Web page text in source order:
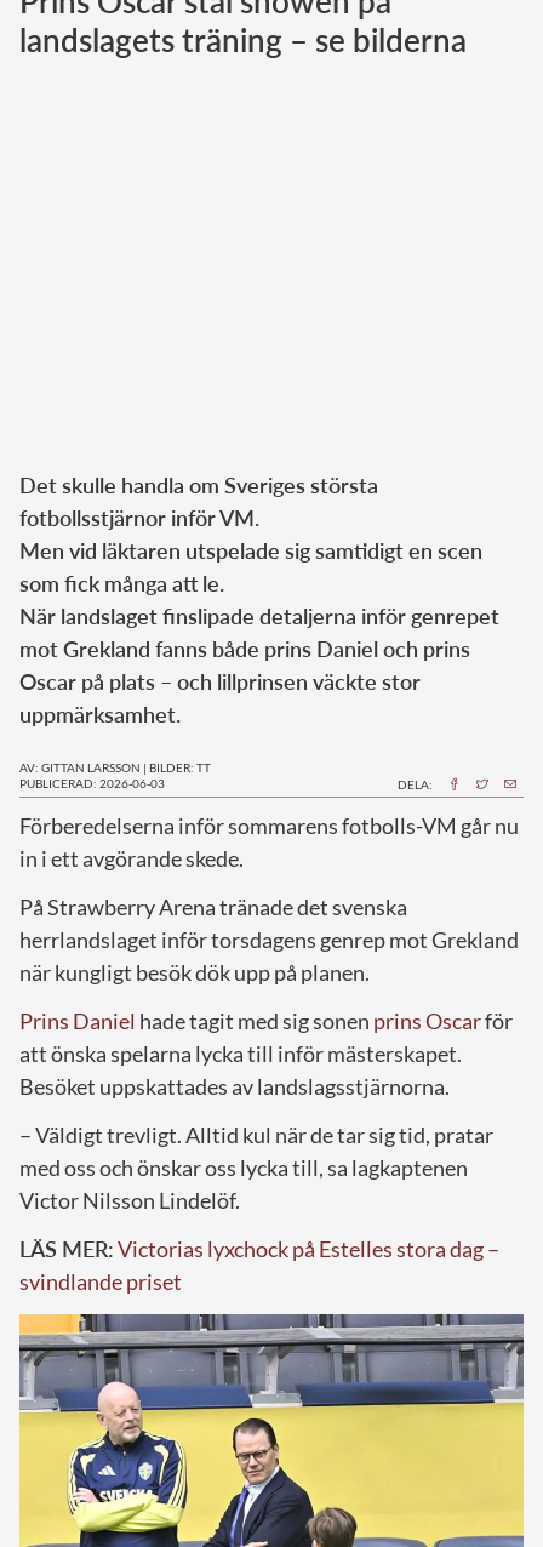
Norska kungahuset
landslagets träning – se bilderna
Det skulle handla om Sveriges största
fotbollsstjärnor inför VM.
Men vid läktaren utspelade sig samtidigt en scen
som fick många att le.
När landslaget finslipade detaljerna inför genrepet
mot Grekland fanns både prins Daniel och prins
Oscar på plats – och lillprinsen väckte stor
uppmärksamhet.
AV: GITTAN LARSSON | BILDER: TT
PUBLICERAD: 2026-06-03
DELA:
Förberedelserna inför sommarens fotbolls-VM går nu
in i ett avgörande skede.
På Strawberry Arena tränade det svenska
herrlandslaget inför torsdagens genrep mot Grekland
när kungligt besök dök upp på planen.
Prins Daniel hade tagit med sig sonen prins Oscarför
att önska spelarna lycka till inför mästerskapet.
Besöket uppskattades av landslagsstjärnorna.
– Väldigt trevligt. Alltid kul när de tar sig tid, pratar
med oss och önskar oss lycka till, sa lagkaptenen
Victor Nilsson Lindelöf.
LÄS MER:Victorias lyxchock på Estelles stora dag –
svindlande priset